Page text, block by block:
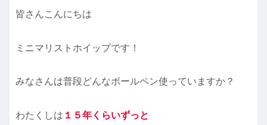
皆さんこんにちは
ミニマリストホイップです！
みなさんは普段どんなボールペン使っていますか？
わたくしは １５年くらいずっと